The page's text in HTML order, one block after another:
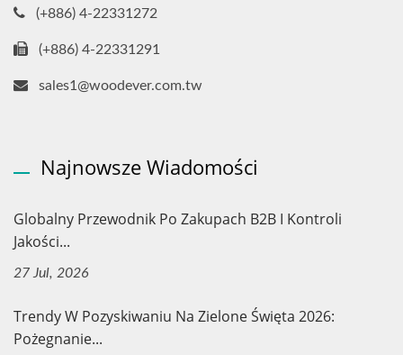
(+886) 4-22331272
(+886) 4-22331291
sales1@woodever.com.tw
Najnowsze Wiadomości
Globalny Przewodnik Po Zakupach B2B I Kontroli
Jakości...
27 Jul, 2026
Trendy W Pozyskiwaniu Na Zielone Święta 2026:
Pożegnanie...